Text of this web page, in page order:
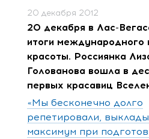
20 декабря 2012
20 декабря в Лас-
итоги международного
красоты. Россиянка
Голованова вошла в
первых красавиц
«Мы бесконечно долго
репетировали,
максимум при